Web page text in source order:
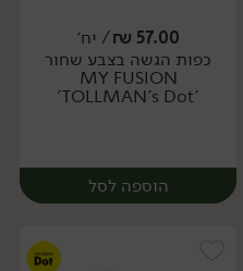
יח׳
57.00
₪/ יח׳
כפות הגשה בצבע שחור
MY FUSION
'TOLLMAN's Dot'
הוספה לסל